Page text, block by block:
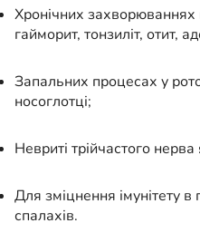
Хронічних
гайморит, тонзиліт, отит,
Запальних процесах у
носоглотці;
Невриті трійчастого
Для зміцнення імунітету в
спалахів.